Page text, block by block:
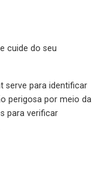
cuide do seu
serve para identificar
perigosa por meio da
para verificar